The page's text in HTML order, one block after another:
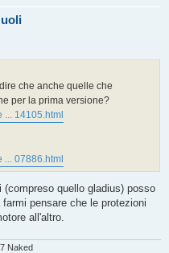
che anche quelle che
per la prima versione?
... 14105.html
... 07886.html
quello gladius) posso
pensare che le protezioni
all'altro.
Naked